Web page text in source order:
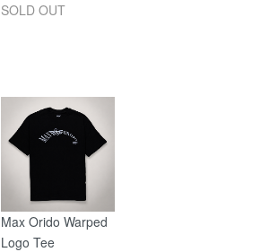
SOLD OUT
Max Orido Warped
Logo Tee